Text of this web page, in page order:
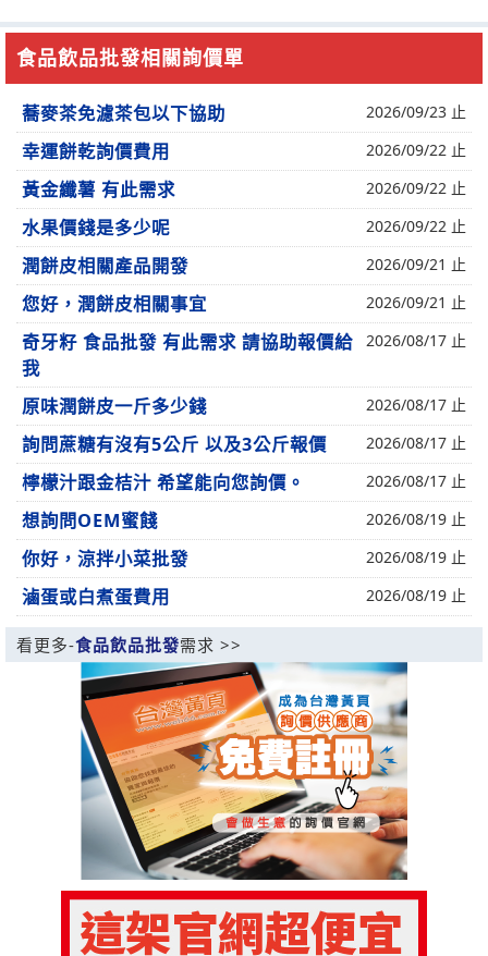
食品飲品批發相關詢價單
蕎麥茶免濾茶包以下協助 2026/09/23 止
幸運餅乾詢價費用 2026/09/22 止
黃金纖薯 有此需求 2026/09/22 止
水果價錢是多少呢 2026/09/22 止
潤餅皮相關產品開發 2026/09/21 止
您好，潤餅皮相關事宜 2026/09/21 止
奇牙籽 食品批發 有此需求 請協助報價給
我
2026/08/17 止
原味潤餅皮一斤多少錢 2026/08/17 止
詢問蔗糖有沒有5公斤 以及3公斤報價 2026/08/17 止
檸檬汁跟金桔汁 希望能向您詢價。 2026/08/17 止
想詢問OEM蜜餞 2026/08/19 止
你好，涼拌小菜批發 2026/08/19 止
滷蛋或白煮蛋費用 2026/08/19 止
看更多-食品飲品批發需求 >>